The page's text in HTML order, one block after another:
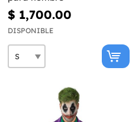
$ 1,700.00
DISPONIBLE